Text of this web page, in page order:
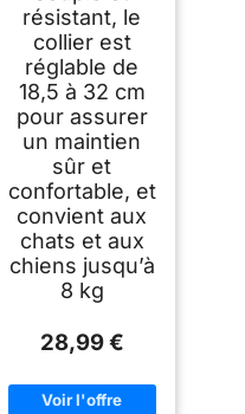
résistant, le
collier est
réglable de
18,5 à 32 cm
pour assurer
un maintien
sûr et
confortable, et
convient aux
chats et aux
chiens jusqu’à
8 kg
28,99 €